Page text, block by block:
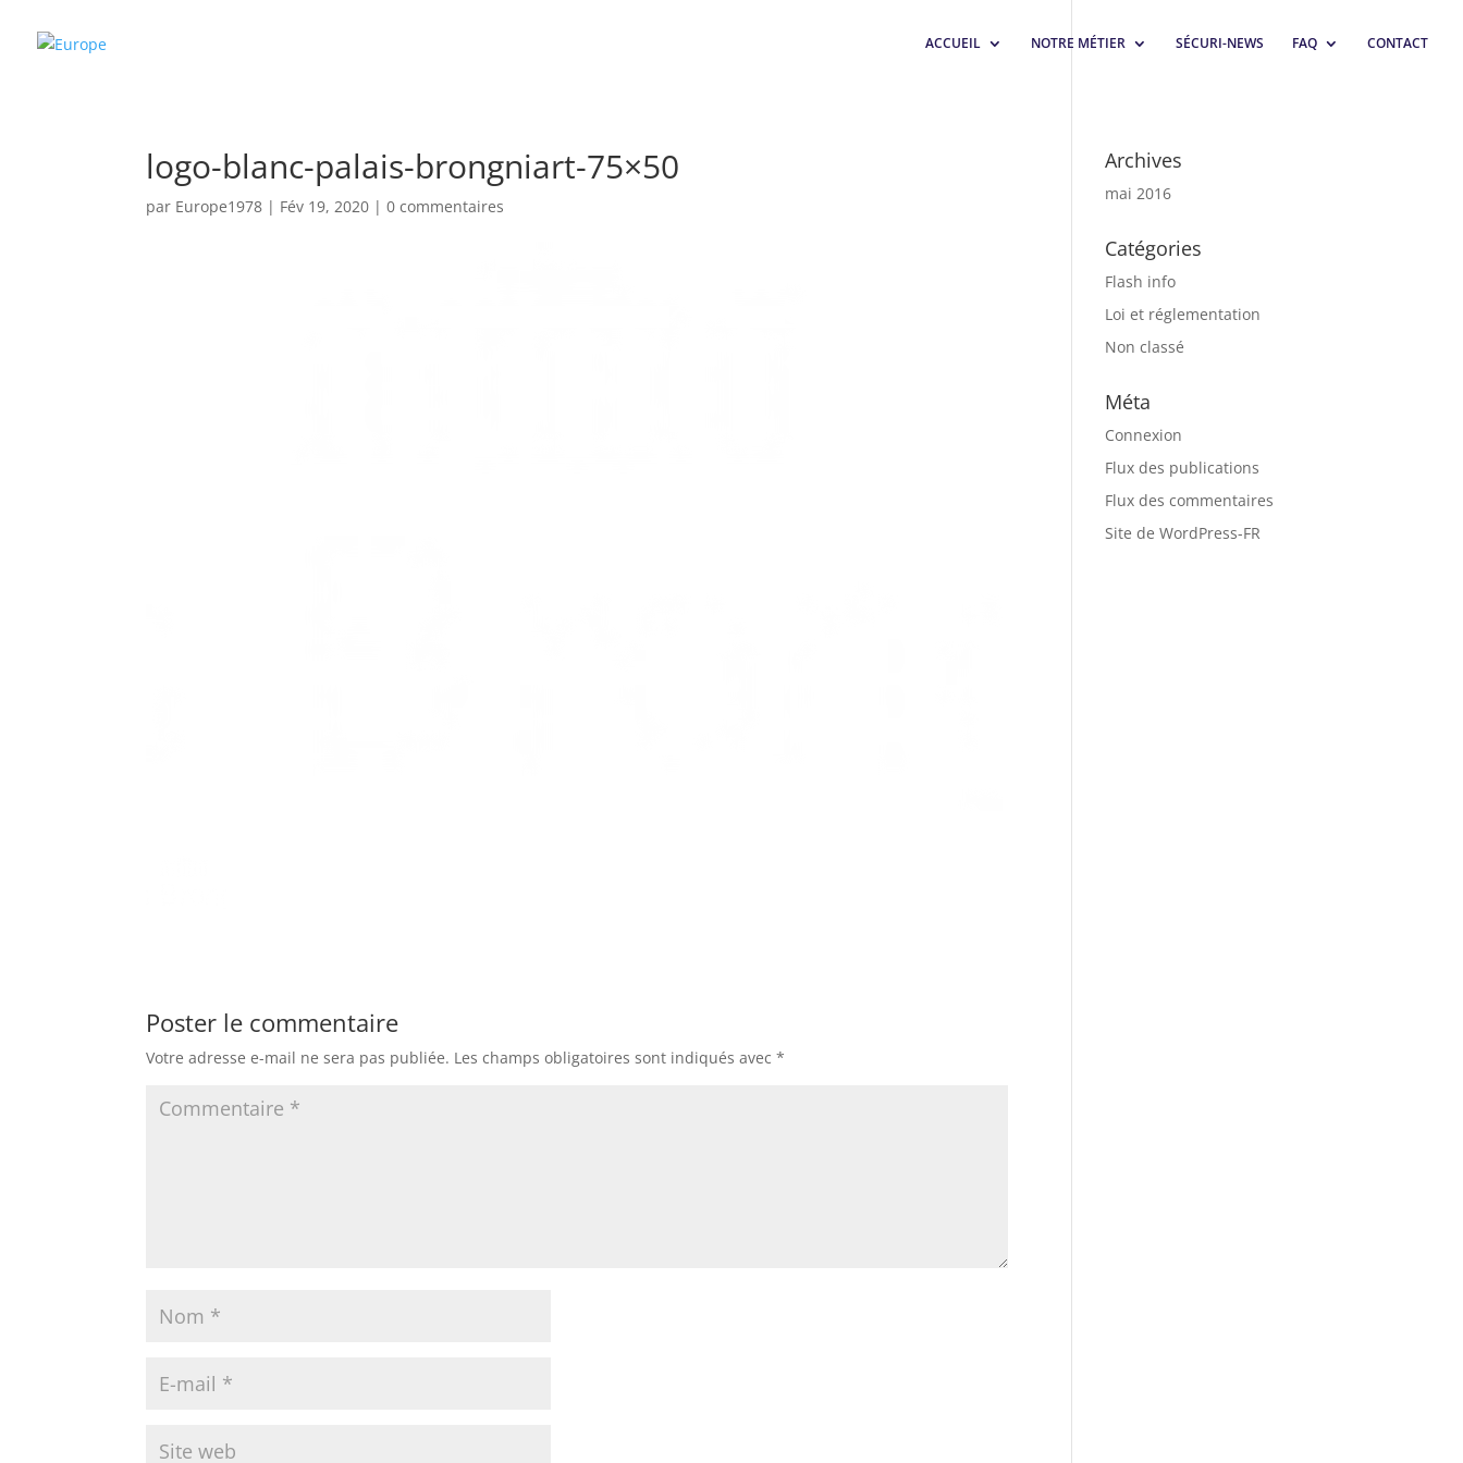
ACCUEIL NOTRE MÉTIER SÉCURI-NEWS FAQ CONTACT
logo-blanc-palais-brongniart-75×50
par Europe1978 | Fév 19, 2020 |0 commentaires
Poster le commentaire
Votre adresse e-mail ne sera pas publiée. Les champs obligatoires sont indiqués avec*
Archives
mai 2016
Catégories
Flash info
Loi et réglementation
Non classé
Méta
Connexion
Flux des publications
Flux des commentaires
Site de WordPress-FR